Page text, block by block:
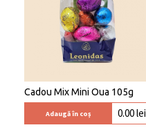
Cadou Mix Mini Oua 105g
Adaugă în coș 0.00lei